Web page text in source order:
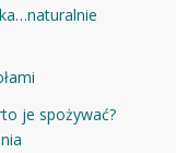
je spożywać?